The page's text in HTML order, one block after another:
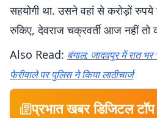
सहयोगी था. उसने वहां से करोड़ों रुपये
रुकिए, देवराज चक्रवर्ती आज नहीं
Also Read: बंगाल: जादवपुर में रात
फेरीवाले पर पुलिस ने किया लाठीचार्ज
प्रभात खबर डिजिटल टॉप